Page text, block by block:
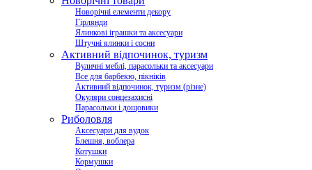
Новорічні елементи декору
Гірлянди
Ялинкові іграшки та аксесуари
Штучні ялинки і сосни
Активний відпочинок, туризм
Вуличні меблі, парасольки та аксесуари
Все для барбекю, пікніків
Активний відпочинок, туризм (різне)
Окуляри сонцезахисні
Парасольки і дощовики
Риболовля
Аксесуари для вудок
Блешня, воблера
Котушки
Кормушки